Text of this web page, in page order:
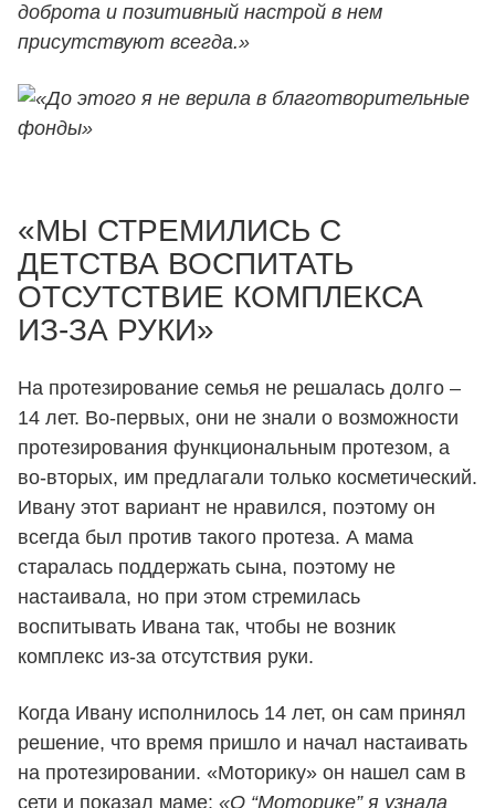
доброта и позитивный настрой в нем
присутствуют всегда.»
«МЫ СТРЕМИЛИСЬ С
ДЕТСТВА ВОСПИТАТЬ
ОТСУТСТВИЕ КОМПЛЕКСА
ИЗ-ЗА РУКИ»
На протезирование семья не решалась долго –
14 лет. Во-первых, они не знали о возможности
протезирования функциональным протезом, а
во-вторых, им предлагали только косметический.
Ивану этот вариант не нравился, поэтому он
всегда был против такого протеза. А мама
старалась поддержать сына, поэтому не
настаивала, но при этом стремилась
воспитывать Ивана так, чтобы не возник
комплекс из-за отсутствия руки.
Когда Ивану исполнилось 14 лет, он сам принял
решение, что время пришло и начал настаивать
на протезировании. «Моторику» он нашел сам в
сети и показал маме: «О “Моторике” я узнала